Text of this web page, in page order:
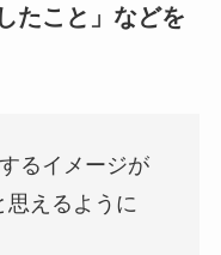
たこと」などを
るイメージが
思えるように